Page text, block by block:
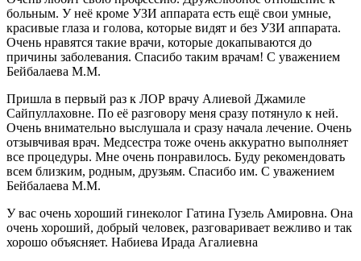
больным. У неё кроме УЗИ аппарата есть ещё свои умные,
красивые глаза и голова, которые видят и без УЗИ аппарата.
Очень нравятся такие врачи, которые докапываются до
причины заболевания. Спасибо таким врачам! С уважением
Бейбалаева М.М.
Пришла в первый раз к ЛОР врачу Алиевой Джамиле
Сайпуллаховне. По её разговору меня сразу потянуло к ней.
Очень внимательно выслушала и сразу начала лечение. Очень
отзывчивая врач. Медсестра тоже очень аккуратно выполняет
все процедуры. Мне очень понравилось. Буду рекомендовать
всем близким, родным, друзьям. Спасибо им. С уважением
Бейбалаева М.М.
У вас очень хороший гинеколог Гатина Гузель Амировна. Она
очень хороший, добрый человек, разговаривает вежливо и так
хорошо объясняет. Набиева Ирада Агалиевна